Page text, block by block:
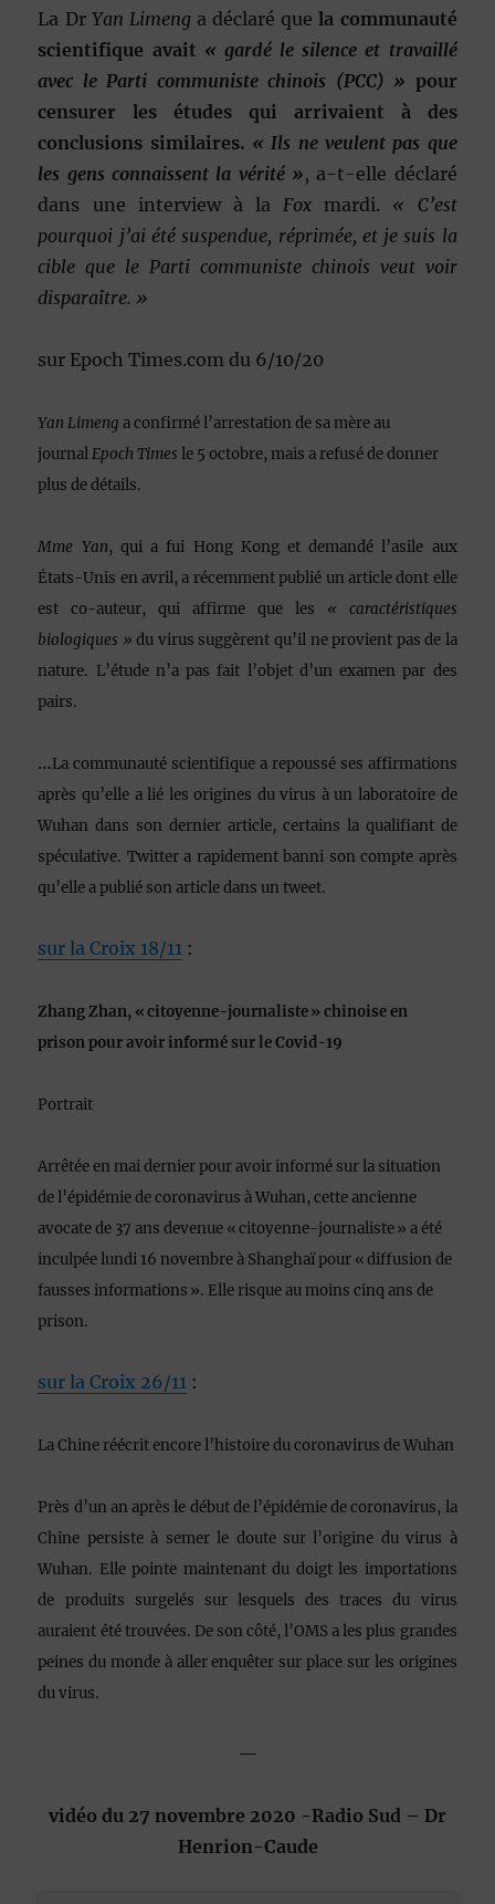
La Dr Yan Limenga déclaré quela communauté
scientifique avait « gardé le silence et travaillé
avec le Parti communiste chinois (PCC) » pour
censurer les études qui arrivaient à des
conclusions similaires. « Ils ne veulent pas que
les gens connaissent la vérité », a-t-elle déclaré
dans une interview à la Fox mardi. « C’est
pourquoi j’ai été suspendue, réprimée, et je suis la
cible que le Parti communiste chinois veut voir
disparaître. »
sur Epoch Times.com du 6/10/20
Yan Limeng a confirmé l’arrestation de sa mère au
journalEpoch Times le 5 octobre, mais a refusé de donner
plus de détails.
Mme Yan, qui a fui Hong Kong et demandé l’asile aux
États-Unis en avril, a récemment publié un article dont elle
est co-auteur, qui affirme que les « caractéristiques
biologiques » du virus suggèrent qu’il ne provient pas de la
nature. L’étude n’a pas fait l’objet d’un examen par des
pairs.
…La communauté scientifique a repoussé ses affirmations
après qu’elle a lié les origines du virus à un laboratoire de
Wuhan dans son dernier article, certains la qualifiant de
spéculative. Twitter a rapidement banni son compte après
qu’elle a publié son article dans un tweet.
sur la Croix 18/11 :
Zhang Zhan, « citoyenne-journaliste » chinoise en
prison pour avoir informé sur le Covid-19
Portrait
Arrêtée en mai dernier pour avoir informé sur la situation
de l’épidémie de coronavirus à Wuhan, cette ancienne
avocate de 37 ans devenue « citoyenne-journaliste » a été
inculpée lundi 16 novembre à Shanghaï pour « diffusion de
fausses informations ». Elle risque au moins cinq ans de
prison.
sur la Croix 26/11 :
La Chine réécrit encore l’histoire du coronavirus de Wuhan
Près d’un an après le début de l’épidémie de coronavirus, la
Chine persiste à semer le doute sur l’origine du virus à
Wuhan. Elle pointe maintenant du doigt les importations
de produits surgelés sur lesquels des traces du virus
auraient été trouvées. De son côté, l’OMS a les plus grandes
peines du monde à aller enquêter sur place sur les origines
du virus.
—
vidéo du 27 novembre 2020 -Radio Sud – Dr
Henrion-Caude